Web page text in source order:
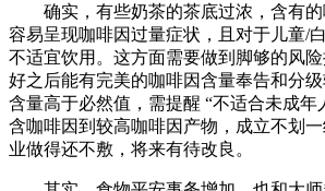
确实，有些奶茶的茶底过浓，含有的
容易呈现咖啡因过量症状，且对于儿童/
不适宜饮用。这方面需要做到脚够的风
好之后能有完美的咖啡因含量奉告和分
含量高于必然值，需提醒 “不适合未成年
含咖啡因到较高咖啡因产物，成立不划
业做得还不敷，将来有待改良。